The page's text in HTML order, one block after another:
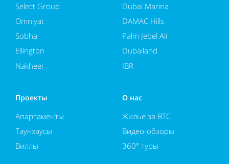
Select Group
Omniyat
Sobha
Ellington
Nakheel
Dubai Marina
DAMAC Hills
Palm Jebel Ali
Dubailand
JBR
Проекты
Апартаменты
Таунхаусы
Виллы
О нас
Жилье за BTC
Видео-обзоры
360° туры